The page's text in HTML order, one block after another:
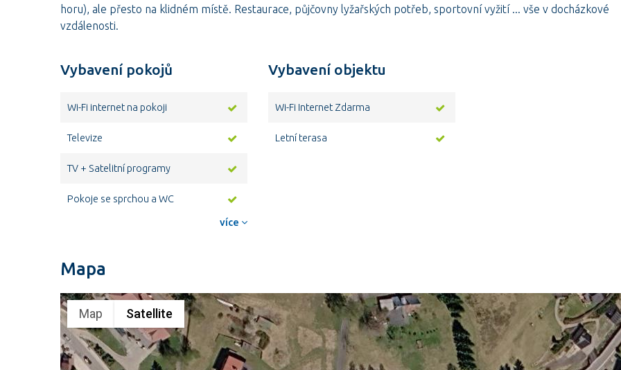
horu), ale přesto na klidném místě. Restaurace, půjčovny lyžařských potřeb, sportovní vyžití ... vše v docházkové
vzdálenosti.
Vybavení pokojů
Wi-Fi internet na pokoji
Televize
TV + Satelitní programy
Pokoje se sprchou a WC
více
Vybavení objektu
Wi-Fi Internet Zdarma
Letní terasa
Mapa
Map Satellite